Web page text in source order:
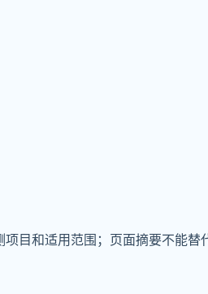
目和适用范围；页面摘要不能替